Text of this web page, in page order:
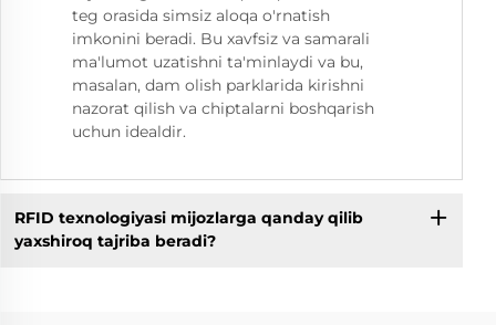
teg orasida simsiz aloqa o'rnatish
imkonini beradi. Bu xavfsiz va samarali
ma'lumot uzatishni ta'minlaydi va bu,
masalan, dam olish parklarida kirishni
nazorat qilish va chiptalarni boshqarish
uchun idealdir.
RFID texnologiyasi mijozlarga qanday qilib
yaxshiroq tajriba beradi?